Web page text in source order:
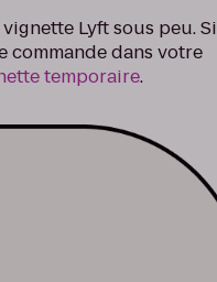
Lyft sous peu. Si
commande dans votre
temporaire.